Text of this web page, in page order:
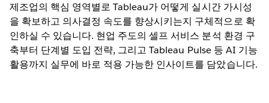
제조업의 핵심 영역별로 Tableau가 어떻게 실시간 가시성
을 확보하고 의사결정 속도를 향상시키는지 구체적으로 확
인하실 수 있습니다. 현업 주도의 셀프 서비스 분석 환경 구
축부터 단계별 도입 전략, 그리고 Tableau Pulse 등 AI 기능
활용까지 실무에 바로 적용 가능한 인사이트를 담았습니다.